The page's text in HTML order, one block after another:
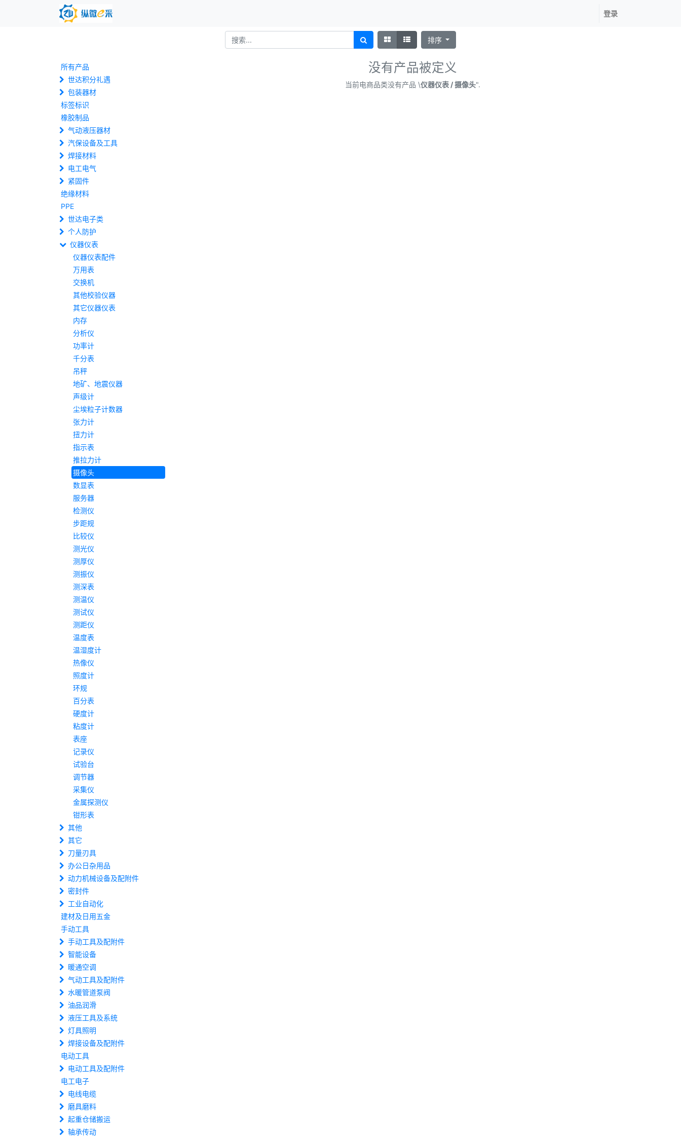
登录
排序
所有产品
世达积分礼遇
包装器材
标签标识
橡胶制品
气动液压器材
汽保设备及工具
焊接材料
电工电气
紧固件
绝缘材料
PPE
世达电子类
个人防护
仪器仪表
仪器仪表配件
万用表
交换机
其他校验仪器
其它仪器仪表
内存
分析仪
功率计
千分表
吊秤
地矿、地震仪器
声级计
尘埃粒子计数器
张力计
扭力计
指示表
推拉力计
摄像头
数显表
服务器
检测仪
步距规
比较仪
测光仪
测厚仪
测振仪
测深表
测温仪
测试仪
测距仪
温度表
温湿度计
热像仪
照度计
环规
百分表
硬度计
粘度计
表座
记录仪
试验台
调节器
采集仪
金属探测仪
钳形表
其他
其它
刀量刃具
办公日杂用品
动力机械设备及配附件
密封件
工业自动化
建材及日用五金
手动工具
手动工具及配附件
智能设备
暖通空调
气动工具及配附件
水暖管道泵阀
油品润滑
液压工具及系统
灯具照明
焊接设备及配附件
电动工具
电动工具及配附件
电工电子
电线电缆
磨具磨料
起重仓储搬运
轴承传动
没有产品被定义
当前电商品类没有产品 \仪器仪表 / 摄像头".